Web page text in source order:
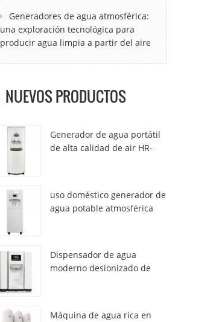
Generadores de agua atmosférica:
una exploración tecnológica para
producir agua limpia a partir del aire
NUEVOS PRODUCTOS
Generador de agua portátil
de alta calidad de air HR-
uso doméstico generador de
agua potable atmosférica
Dispensador de agua
moderno desionizado de
Máquina de agua rica en